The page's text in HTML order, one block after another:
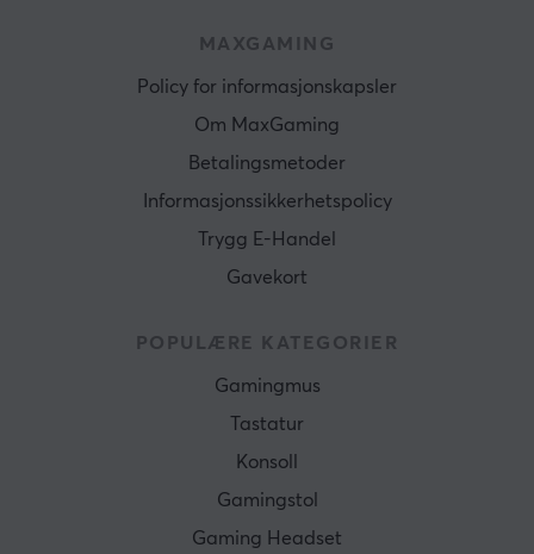
MAXGAMING
Policy for informasjonskapsler
Om MaxGaming
Betalingsmetoder
Informasjonssikkerhetspolicy
Trygg E-Handel
Gavekort
POPULÆRE KATEGORIER
Gamingmus
Tastatur
Konsoll
Gamingstol
Gaming Headset